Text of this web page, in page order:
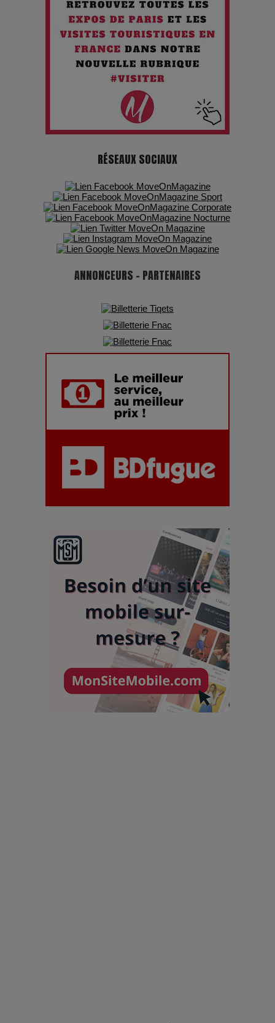
Maïra Kerey, la “voix d’or du Kazakhstan”, célèbre ses 30
ans de carrière à la Salle Gaveau
Les dessous de la fast fashion : un désastre écologique en
7 Techniques Secrètes des Photographes de Stars
Pharaonic Festival 2025 : 10 ans d’électro sous les
montagnes, une fête à ne pas manquer
RÉSEAUX SOCIAUX
ANNONCEURS - PARTENAIRES